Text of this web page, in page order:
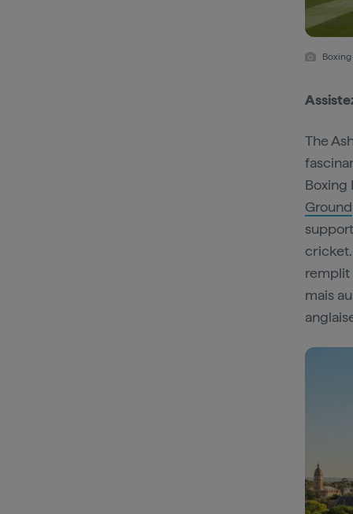
The
Boxing
Ground
cricket.
remplit
mais